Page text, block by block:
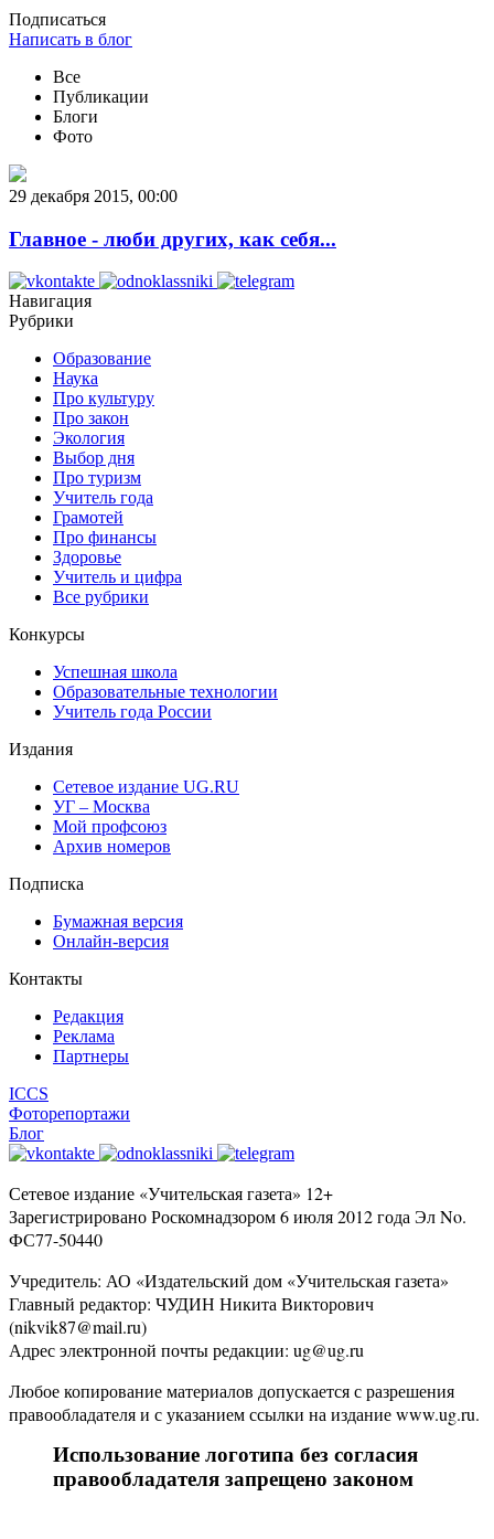
Подписаться
Написать в блог
Все
Публикации
Блоги
Фото
29 декабря 2015, 00:00
​Главное - люби других, как себя...
Навигация
Рубрики
Образование
Наука
Про культуру
Про закон
Экология
Выбор дня
Про туризм
Учитель года
Грамотей
Про финансы
Здоровье
Учитель и цифра
Все рубрики
Конкурсы
Успешная школа
Образовательные технологии
Учитель года России
Издания
Сетевое издание UG.RU
УГ – Москва
Мой профсоюз
Архив номеров
Подписка
Бумажная версия
Онлайн-версия
Контакты
Редакция
Реклама
Партнеры
ICCS
Фоторепортажи
Блог
Сетевое издание «Учительская газета» 12+
Зарегистрировано Роскомнадзором 6 июля 2012 года Эл No.
ФС77-50440
Учредитель: АО «Издательский дом «Учительская газета»
Главный редактор: ЧУДИН Никита Викторович
(nikvik87@mail.ru)
Адрес электронной почты редакции: ug@ug.ru
Любое копирование материалов допускается с разрешения
правообладателя и с указанием ссылки на издание www.ug.ru.
Использование логотипа без согласия
правообладателя запрещено законом